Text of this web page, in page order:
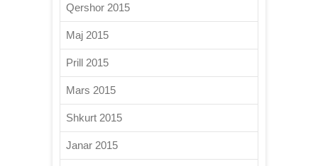
Qershor 2015
Maj 2015
Prill 2015
Mars 2015
Shkurt 2015
Janar 2015